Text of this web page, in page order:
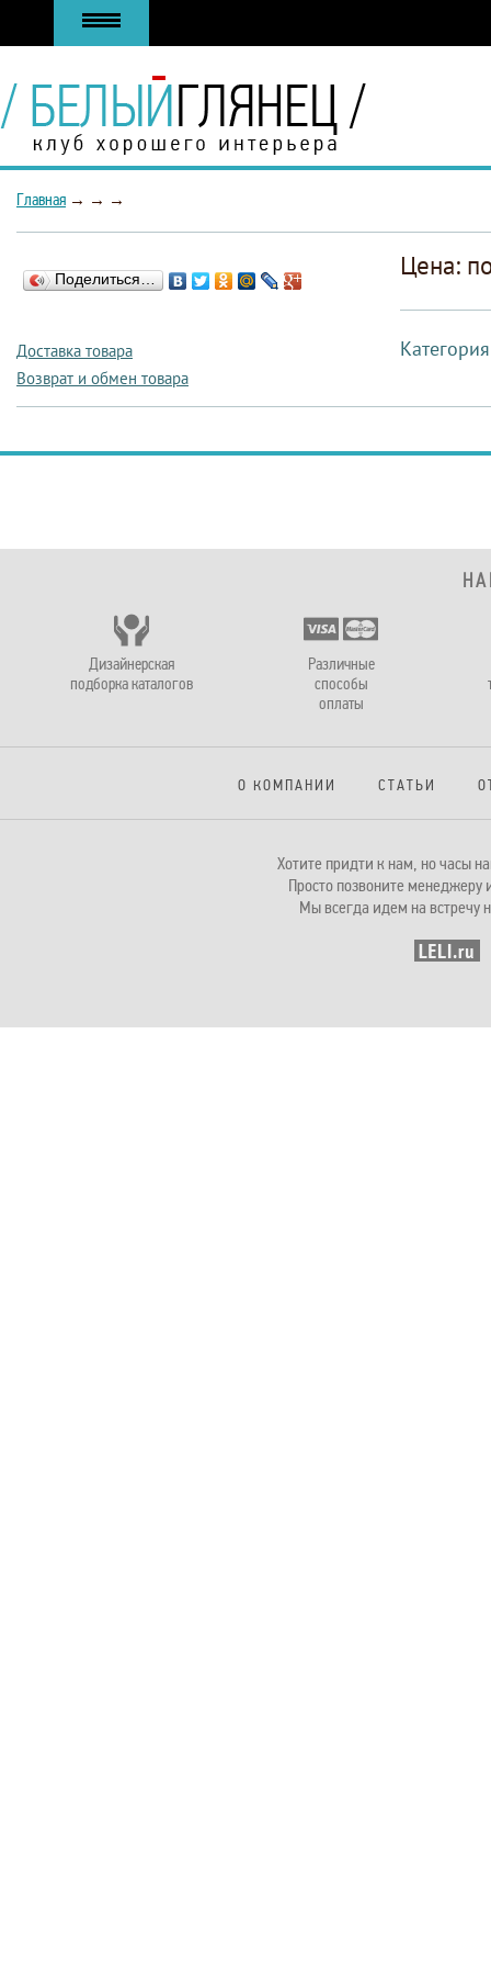
Главная → → →
Поделиться…
Доставка товара
Возврат и обмен товара
Цена:
Дизайнерская
подборка каталогов
Различные
способы
оплаты
О КОМПАНИИ СТАТЬИ
Хотите придти к нам, но часы
Просто позвоните менеджеру
Мы всегда идем на встречу